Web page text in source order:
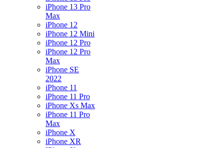
iPhone 13 Pro
Max
iPhone 12
iPhone 12 Mini
iPhone 12 Pro
iPhone 12 Pro
Max
iPhone SE
2022
iPhone 11
iPhone 11 Pro
iPhone Xs Max
iPhone 11 Pro
Max
iPhone X
iPhone XR